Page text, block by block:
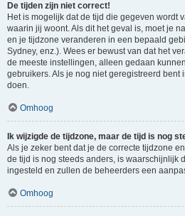
De tijden zijn niet correct!
Het is mogelijk dat de tijd die gegeven wordt
waarin jij woont. Als dit het geval is, moet je
en je tijdzone veranderen in een bepaald
Sydney, enz.). Wees er bewust van dat het
de meeste instellingen, alleen gedaan
gebruikers. Als je nog niet geregistreerd bent
doen.
Omhoog
Ik wijzigde de tijdzone, maar de tijd is nog
Als je zeker bent dat je de correcte tijdzone
de tijd is nog steeds anders, is waarschijnlijk
ingesteld en zullen de beheerders een
Omhoog